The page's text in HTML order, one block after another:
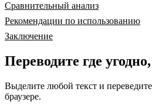
Сравнительный анализ
Рекомендации по использованию
Заключение
Переводите где
Выделите любой текст и
браузере.